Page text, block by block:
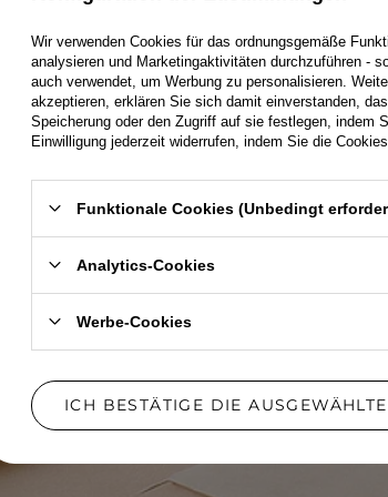
– von der
durchdachte
Produktion.
für Sie und mit
Wir
Wir verwenden Cookies für das ordnungsgemäße
analysieren und Marketingaktivitäten durchzuführen -
auch verwendet, um Werbung zu personalisieren.
akzeptieren, erklären Sie sich damit einverstanden,
Speicherung oder den Zugriff auf sie festlegen, indem
Einwilligung jederzeit widerrufen, indem Sie die
Funktionale Cookies (Unbedingt
Analytics-Cookies
Werbe-Cookies
ICH BESTÄTIGE DIE AUSGEWÄHLTE